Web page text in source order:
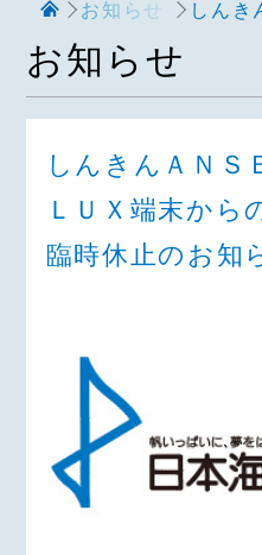
お知らせ しんき
お知らせ
しんきんＡＮＳ
ＬＵＸ端末から
臨時休止のお知